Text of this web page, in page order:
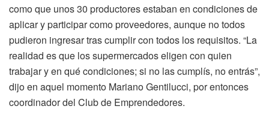
como que unos 30 productores estaban en condiciones de
aplicar y participar como proveedores, aunque no todos
pudieron ingresar tras cumplir con todos los requisitos. “La
realidad es que los supermercados eligen con quien
trabajar y en qué condiciones; si no las cumplís, no entrás”,
dijo en aquel momento Mariano Gentilucci, por entonces
coordinador del Club de Emprendedores.